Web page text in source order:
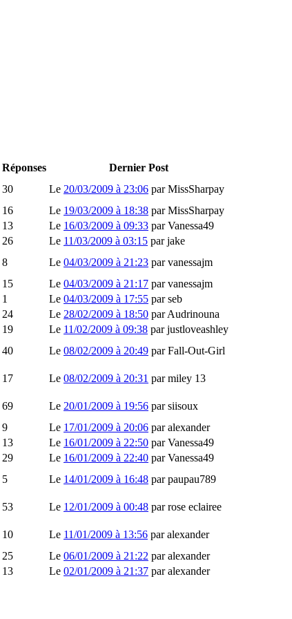
Réponses
Dernier Post
30 Le 20/03/2009 à 23:06 parMissSharpay
16 Le 19/03/2009 à 18:38 parMissSharpay
13 Le 16/03/2009 à 09:33 parVanessa49
26 Le 11/03/2009 à 03:15 parjake
8 Le 04/03/2009 à 21:23 parvanessajm
15 Le 04/03/2009 à 21:17 parvanessajm
1 Le 04/03/2009 à 17:55 parseb
24 Le 28/02/2009 à 18:50 parAudrinouna
19 Le 11/02/2009 à 09:38 parjustloveashley
40 Le 08/02/2009 à 20:49 parFall-Out-Girl
17 Le 08/02/2009 à 20:31 parmiley 13
69 Le 20/01/2009 à 19:56 parsiisoux
9 Le 17/01/2009 à 20:06 paralexander
13 Le 16/01/2009 à 22:50 parVanessa49
29 Le 16/01/2009 à 22:40 parVanessa49
5 Le 14/01/2009 à 16:48 parpaupau789
53 Le 12/01/2009 à 00:48 parrose eclairee
10 Le 11/01/2009 à 13:56 paralexander
25 Le 06/01/2009 à 21:22 paralexander
13 Le 02/01/2009 à 21:37 paralexander